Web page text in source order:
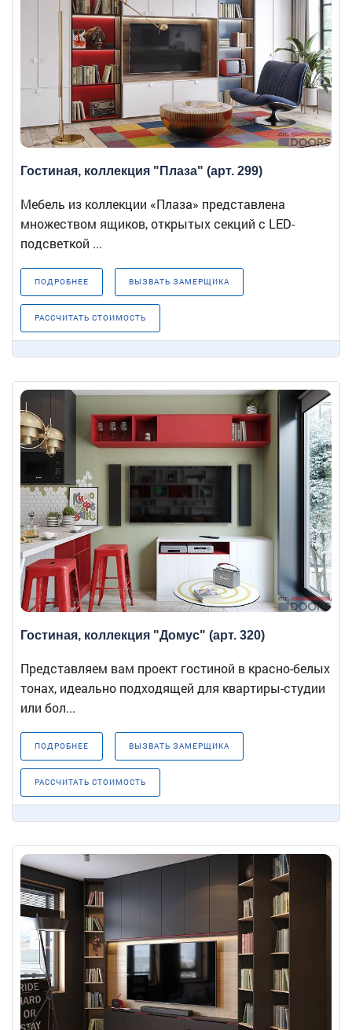
Гостиная, коллекция "Плаза" (арт. 299)
Мебель из коллекции «Плаза» представлена
множеством ящиков, открытых секций с LED-
подсветкой ...
ПОДРОБНЕЕ ВЫЗВАТЬ ЗАМЕРЩИКА
РАССЧИТАТЬ СТОИМОСТЬ
Гостиная, коллекция "Домус" (арт. 320)
Представляем вам проект гостиной в красно-белых
тонах, идеально подходящей для квартиры-студии
или бол...
ПОДРОБНЕЕ ВЫЗВАТЬ ЗАМЕРЩИКА
РАССЧИТАТЬ СТОИМОСТЬ